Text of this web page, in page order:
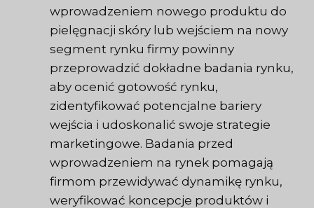
wprowadzeniem nowego produktu do
pielęgnacji skóry lub wejściem na nowy
segment rynku firmy powinny
przeprowadzić dokładne badania rynku,
aby ocenić gotowość rynku,
zidentyfikować potencjalne bariery
wejścia i udoskonalić swoje strategie
marketingowe. Badania przed
wprowadzeniem na rynek pomagają
firmom przewidywać dynamikę rynku,
weryfikować koncepcje produktów i